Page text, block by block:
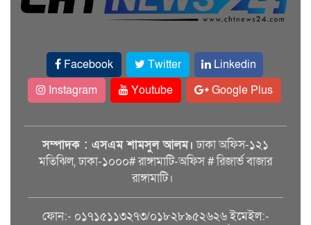
Facebook Twitter
Linkedin
Instagram
Youtube Google Plus
সম্পাদক : এসএম শামসুল আলম। ঢাকা অফিস-১২১
মতিঝিল, ঢাকা-১০০০# রাঙ্গামাটি-অফিস # রিজার্ভ বাজার
রাঙ্গামাটি।
ফোন:- ০১৭১৫১১৩২৭৩/০১৮২৮৯৫২৬২৬ ইমেইল:-